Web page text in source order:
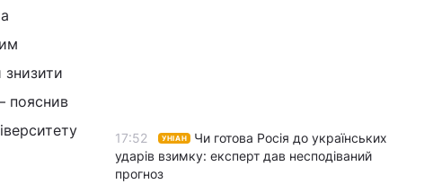
знизити
пояснив
17:52 УНІАН
Чи готова Росія до українських
ударів взимку: експерт дав несподіваний
прогноз